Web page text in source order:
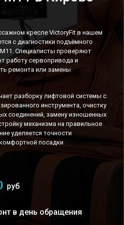
кресле VictoryFit в нашем
с диагностики подъёмного
Специалисты проверяют
работу сервопривода и
ремонта или замены
разборку лифтовой системы с
инструмента, очистку
соединений, замену изношенных
механизма на правильное
уделяется точности
посадки
руб
в день обращения